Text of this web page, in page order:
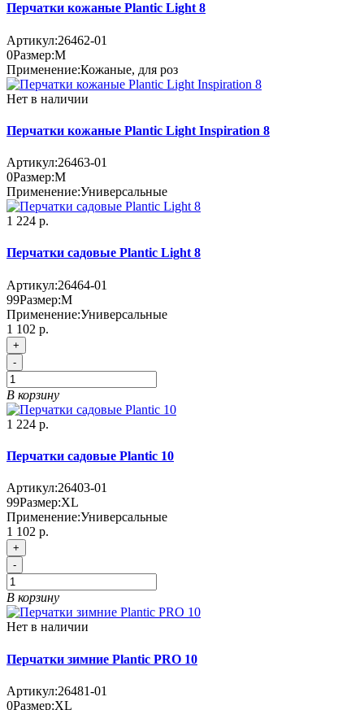
Перчатки кожаные Plantic Light 8
Артикул:26462-01
0Размер:M
Применение:Кожаные, для роз
Нет в наличии
Перчатки кожаные Plantic Light Inspiration 8
Артикул:26463-01
0Размер:M
Применение:Универсальные
1 224 р.
Перчатки садовые Plantic Light 8
Артикул:26464-01
99Размер:M
Применение:Универсальные
1 102 р.
+
-
В корзину
1 224 р.
Перчатки садовые Plantic 10
Артикул:26403-01
99Размер:XL
Применение:Универсальные
1 102 р.
+
-
В корзину
Нет в наличии
Перчатки зимние Plantic PRO 10
Артикул:26481-01
0Размер:XL